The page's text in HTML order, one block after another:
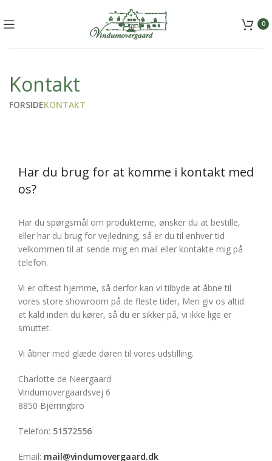
0
Kontakt
FORSIDEKONTAKT
Har du brug for at komme i kontakt med
os?
Har du spørgsmål om produkterne, ønsker du at bestille,
eller har du brug for vejledning, så er du til enhver tid
velkommen til at sende mig en mail eller kontakte mig på
telefon.
Vi er oftest hjemme, så derfor kan vi tilbyde at åbne til
vores store showroom på de fleste tider, Men giv os altid
et kald inden du kører, så du er sikker på, vi ikke lige er
smuttet.
Vi åbner med glæde døren til vores udstilling.
Charlotte de Neergaard
Vindumovergaardsvej 6
8850 Bjerringbro
Telefon: 51572556
Email: mail@vindumovergaard.dk
mail@vindumovergaard.dk